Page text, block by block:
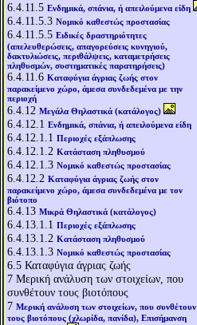
6.4.11.5 Ενδημικά, σπάνια, ή απειλούμενα είδη
6.4.11.5.3 Νομικό καθεστώς προστασίας
6.4.11.5.5 Ειδικές δραστηριότητες
(απελευθερώσεις, απαγορεύσεις κυνηγιού,
δακτυλιώσεις, περιθάλψεις, καταμετρήσεις
πληθυσμών, συστηματικές παρατηρήσεις)
6.4.11.6 Καταφύγια άγριας ζωής στον
παρακείμενο χώρο, άμεσα συνδεδεμένα με την
περιοχή
6.4.12 Μεγάλα Θηλαστικά (κατάλογος)
6.4.12.1 Ενδημικά, σπάνια, ή απειλούμενα είδη
6.4.12.1.1 Περιοχές εξάπλωσης
6.4.12.1.2 Κατάσταση πληθυσμού
6.4.12.1.3 Νομικό καθεστώς προστασίας
6.4.12.2 Καταφύγια άγριας ζωής στον
παρακείμενο χώρο, άμεσα συνδεδεμένα με τον
βιότοπο
6.4.13 Μικρά Θηλαστικά (κατάλογος)
6.4.13.1.1 Περιοχές εξάπλωσης
6.4.13.1.2 Κατάσταση πληθυσμού
6.4.13.1.3 Νομικό καθεστώς προστασίας
6.5 Καταφύγια άγριας ζωής
7 Μερική ανάλυση των στοιχείων, που
συνθέτουν τους βιοτόπους
7 Μερική ανάλυση των στοιχείων, που συνθέτουν
τους βιοτόπους (χλωρίδα, πανίδα), Επισήμανση